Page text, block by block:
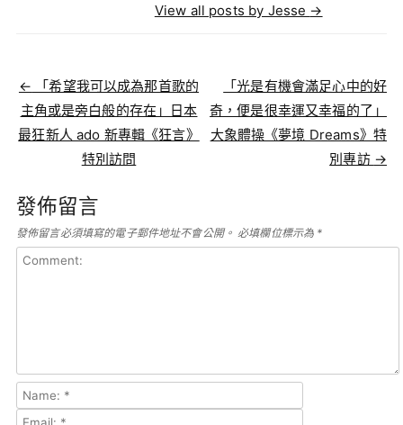
View all posts by Jesse →
Post navigation
← 「希望我可以成為那首歌的
主角或是旁白般的存在」日本
最狂新人 ado 新專輯《狂言》
特別訪問
「光是有機會滿足心中的好
奇，便是很幸運又幸福的了」
大象體操《夢境 Dreams》特
別專訪 →
發佈留言
發佈留言必須填寫的電子郵件地址不會公開。 必填欄位標示為 *